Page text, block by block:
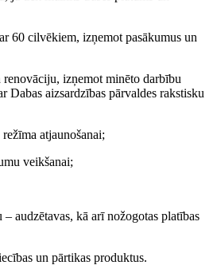
60 cilvēkiem, izņemot pasākumus un
izņemot minēto darbību
Dabas aizsardzības pārvaldes rakstisku
atjaunošanai;
veikšanai;
audzētavas, kā arī nožogotas platības
un pārtikas produktus.